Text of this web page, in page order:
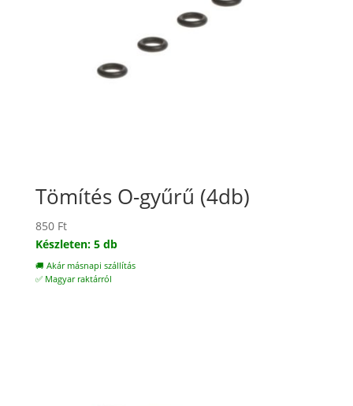
Tömítés O-gyűrű (4db)
850 Ft
Készleten: 5 db
🚚 Akár másnapi szállítás
✅ Magyar raktárról